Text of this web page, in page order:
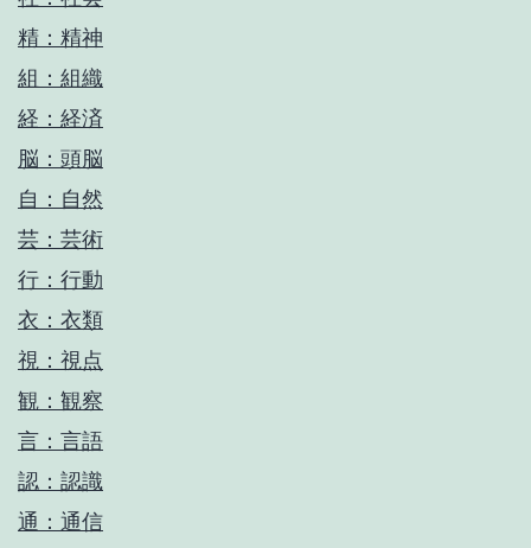
精：精神
組：組織
経：経済
脳：頭脳
自：自然
芸：芸術
行：行動
衣：衣類
視：視点
観：観察
言：言語
認：認識
通：通信